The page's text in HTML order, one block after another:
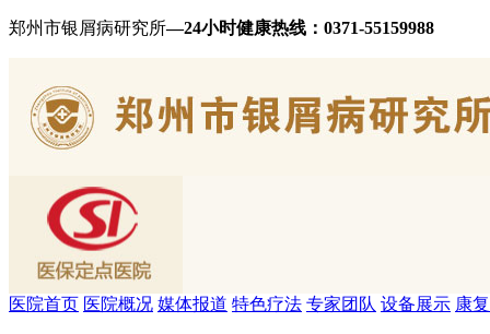
郑州市银屑病研究所—24小时健康热线： 0371-55159988
医院首页 医院概况 媒体报道 特色疗法 专家团队 设备展示 康